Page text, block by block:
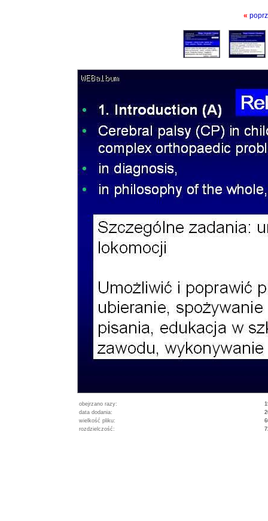
«
obejrzano razy:
data dodania:
wielkość pliku:
rozdzielczość: